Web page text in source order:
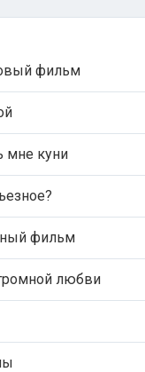
фильм
мне куни
фильм
любви